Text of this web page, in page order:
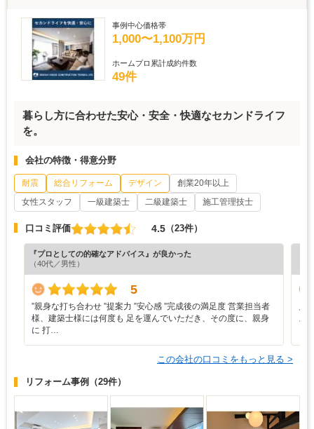
事例中心価格帯
1,000〜1,100万円
ホームプロ累計成約件数
49件
暮らし方に合わせた安心・安全・快適なセカンドライフ
を。
会社の特徴・得意分野
耐震 総合リフォーム デザイン
創業20年以上
女性スタッフ
一級建築士 二級建築士 施工管理技士
口コミ評価 4.5 （23件）
『プロとしての的確なアドバイス』が良かった
（40代／男性）
5
”‬親身な打ち合わせ ‪”‬提案力 ‪”‬安心感 ‪”‬完成後の満足度 営業担当者
様、建築士様には何度も 足を運んでいただき、その度に、親身
に 打…
この会社の口コミをもっと見る >
リフォーム事例 （29件）